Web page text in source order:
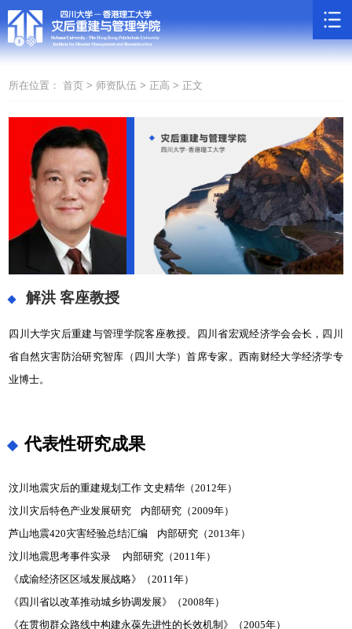
所在位置： 首页 > 师资队伍 > 正高 > 正文
解洪客座教授
四川大学灾后重建与管理学院客座教授。四川省宏观经济学会会长，四川
省自然灾害防治研究智库（四川大学）首席专家。西南财经大学经济学专
业博士。
代表性研究成果
汶川地震灾后的重建规划工作 文史精华（2012年）
汶川灾后特色产业发展研究 内部研究（2009年）
芦山地震420灾害经验总结汇编 内部研究（2013年）
汶川地震思考事件实录 内部研究（2011年）
《成渝经济区区域发展战略》（2011年）
《四川省以改革推动城乡协调发展》（2008年）
《在贯彻群众路线中构建永葆先进性的长效机制》（2005年）